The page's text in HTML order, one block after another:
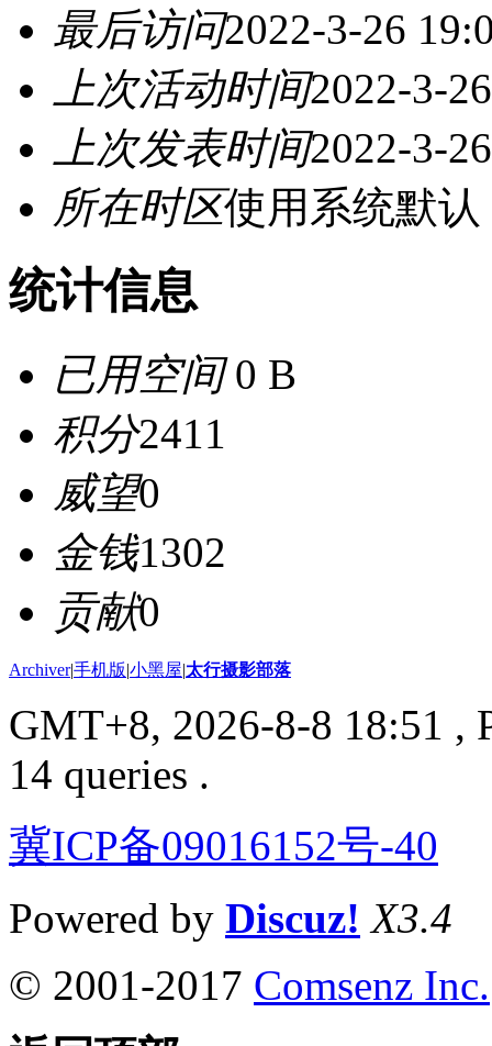
最后访问2022-3-26
上次活动时间2022-3-
上次发表时间2022-3-
所在时区使用系统默认
统计信息
已用空间0 B
积分2411
威望0
金钱1302
贡献0
Archiver|手机版|小黑屋|太行摄影部落
GMT+8, 2026-8-8 18:51 ,
14 queries .
冀ICP备09016152号-40
Powered by Discuz! X3.4
© 2001-2017 Comsenz Inc.